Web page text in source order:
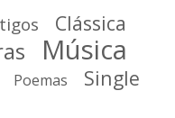
Clássica
Música
Poemas Single